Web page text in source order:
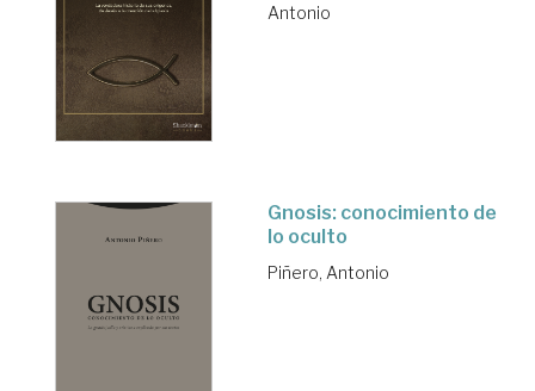
Antonio
Gnosis: conocimiento de
lo oculto
Piñero, Antonio